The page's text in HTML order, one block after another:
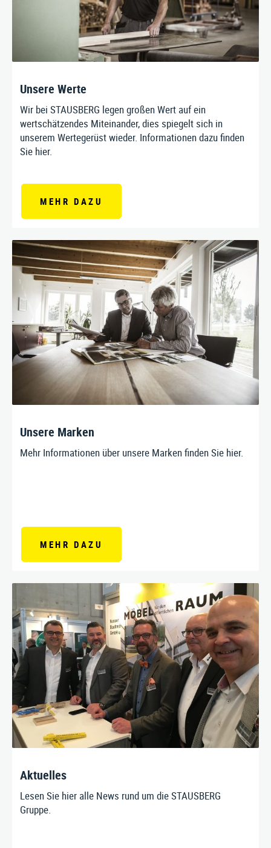
Unsere Werte
Wir bei STAUSBERG legen großen Wert auf ein
wertschätzendes Miteinander, dies spiegelt sich in
unserem Wertegerüst wieder. Informationen dazu finden
Sie hier.
MEHR DAZU
Unsere Marken
Mehr Informationen über unsere Marken finden Sie hier.
MEHR DAZU
Aktuelles
Lesen Sie hier alle News rund um die STAUSBERG
Gruppe.